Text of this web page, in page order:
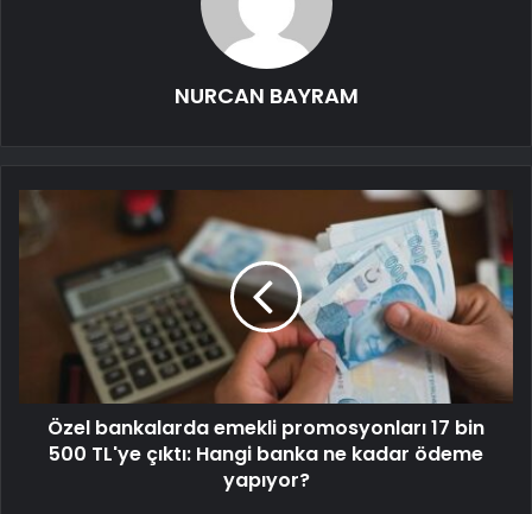
NURCAN BAYRAM
Özel bankalarda emekli promosyonları 17 bin
500 TL'ye çıktı: Hangi banka ne kadar ödeme
yapıyor?